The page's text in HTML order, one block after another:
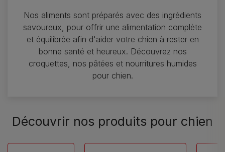
Nos aliments sont préparés avec des ingrédients
savoureux, pour offrir une alimentation complète
et équilibrée afin d'aider votre chien à rester en
bonne santé et heureux. Découvrez nos
croquettes, nos pâtées et nourritures humides
pour chien.​
Découvrir nos produits pour chien